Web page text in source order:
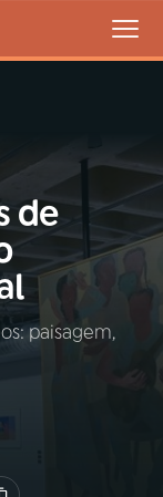
VIVO
de
paisagem,